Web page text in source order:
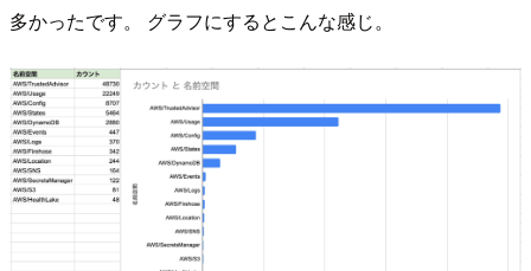
多かったです。 グラフにするとこんな感じ。